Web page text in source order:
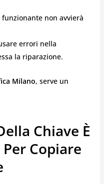
non avvierà
errori nella
la riparazione.
Milano, serve un
Chiave È
Copiare